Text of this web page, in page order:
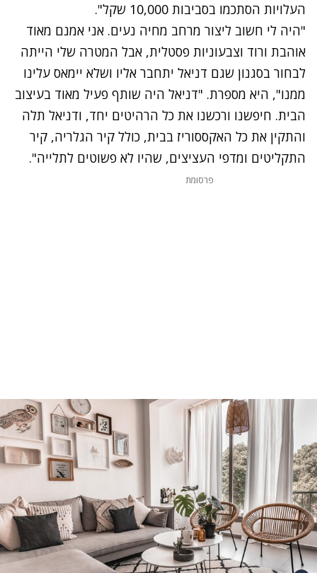
העלויות הסתכמו בסביבות 10,000 שקל".
"היה לי חשוב ליצור מרחב מחיה נעים. אני אמנם מאוד
אוהבת ורוד וצבעוניות פסטלית, אבל המטרה שלי הייתה
לבחור בסגנון שגם דניאל יתחבר אליו ושלא יימאס עלינו
ממנו", היא מספרת. "דניאל היה שותף פעיל מאוד בעיצוב
הבית. חיפשנו ורכשנו את כל הרהיטים יחד, ודניאל תלה
והתקין את כל האקססוריז בבית, כולל קיר הגלריה, קיר
התקליטים ומדפי העציצים, שהיו לא פשוטים לתלייה".
פרסומת